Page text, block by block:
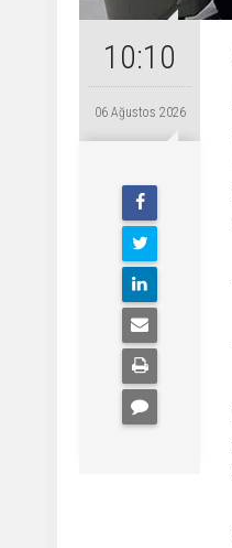
10:10
06 Ağustos 2026